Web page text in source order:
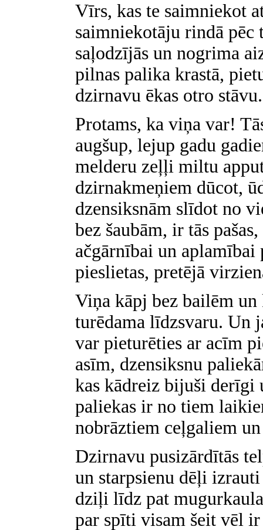
Vīrs, kas te saimniekot
saimniekotāju rindā pēc
saļodzījās un nogrima
pilnas palika krastā,
dzirnavu ēkas otro stāvu.
Protams, ka viņa var!
augšup, lejup gadu
melderu zeļļi miltu
dzirnakmeņiem dūcot,
dzensiksnām slīdot no
bez šaubām, ir tās
ačgārnībai un
pieslietas, pretējā
Viņa kāpj bez bailēm
turēdama līdzsvaru. Un
var pieturēties ar acīm
asīm, dzensiksnu
kas kādreiz bijuši derīgi
paliekas ir no tiem
nobrāztiem ceļgaliem
Dzirnavu pusizārdītās
un starpsienu dēļi
dziļi līdz pat
par spīti visam šeit vēl